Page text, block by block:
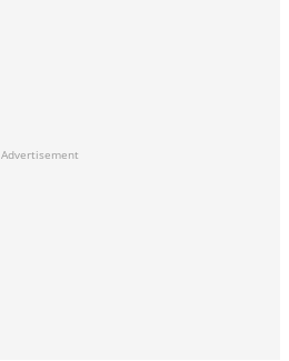
Advertisement